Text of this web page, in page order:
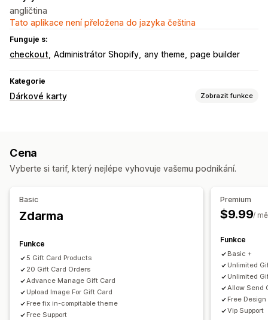
angličtina
Tato aplikace není přeložena do jazyka čeština
Funguje s:
checkout Administrátor Shopify any theme page builder
Kategorie
Dárkové karty Zobrazit funkce
Kredit pro obchod
Hromadné odeslání
Naplánované doručení
Cena
Vyberte si tarif, který nejlépe vyhovuje vašemu podnikání.
Basic
Zdarma
Funkce
5 Gift Card Products
20 Gift Card Orders
Advance Manage Gift Card
Upload Image For Gift Card
Free fix in-compitable theme
Free Support
Premium
$9.99/
Funkce
Basic +
Unlimited
Unlimited
Allow Send
Free
Vip Support